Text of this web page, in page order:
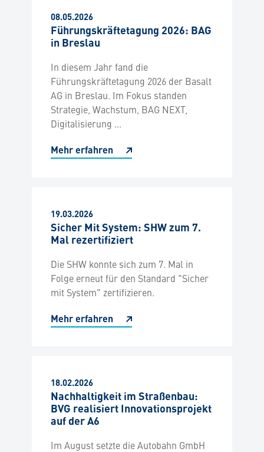
08.05.2026
Führungskräftetagung 2026: BAG
in Breslau
In diesem Jahr fand die
Führungskräftetagung 2026 der Basalt
AG in Breslau. Im Fokus standen
Strategie, Wachstum, BAG NEXT,
Digitalisierung ...
Mehr erfahren
19.03.2026
Sicher Mit System: SHW zum 7.
Mal rezertifiziert
Die SHW konnte sich zum 7. Mal in
Folge erneut für den Standard "Sicher
mit System" zertifizieren.
Mehr erfahren
18.02.2026
Nachhaltigkeit im Straßenbau:
BVG realisiert Innovationsprojekt
auf der A6
Im August setzte die Autobahn GmbH